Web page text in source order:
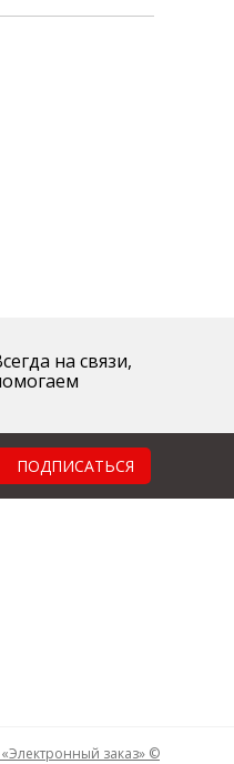
на связи,
ПОДПИСАТЬСЯ
заказ» ©